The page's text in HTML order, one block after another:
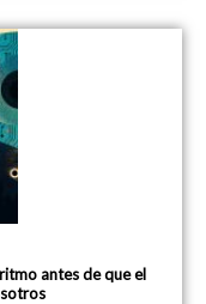
antes de que el